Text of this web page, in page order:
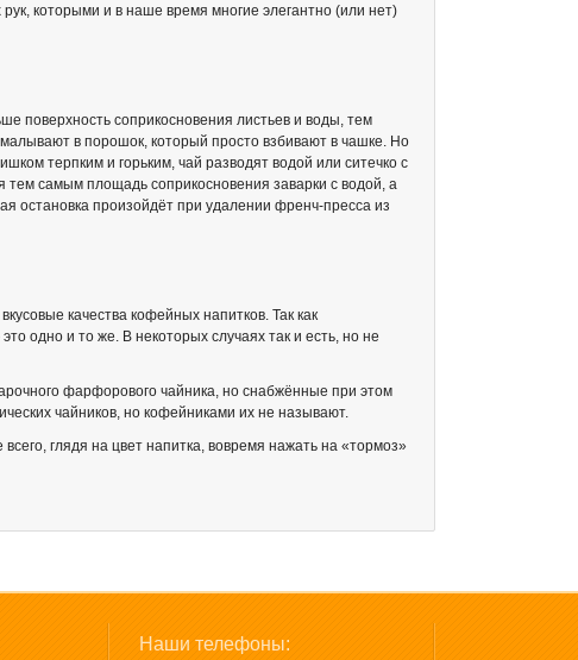
которыми и в наше время многие элегантно (или нет)
поверхность соприкосновения листьев и воды, тем
в порошок, который просто взбивают в чашке. Но
терпким и горьким, чай разводят водой или ситечко с
самым площадь соприкосновения заварки с водой, а
остановка произойдёт при удалении френч-пресса из
качества кофейных напитков. Так как
одно и то же. В некоторых случаях так и есть, но не
фарфорового чайника, но снабжённые при этом
чайников, но кофейниками их не называют.
глядя на цвет напитка, вовремя нажать на «тормоз»
Наши телефоны: